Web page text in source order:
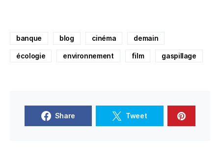
banque blog cinéma demain
écologie environnement film gaspillage
Share Tweet